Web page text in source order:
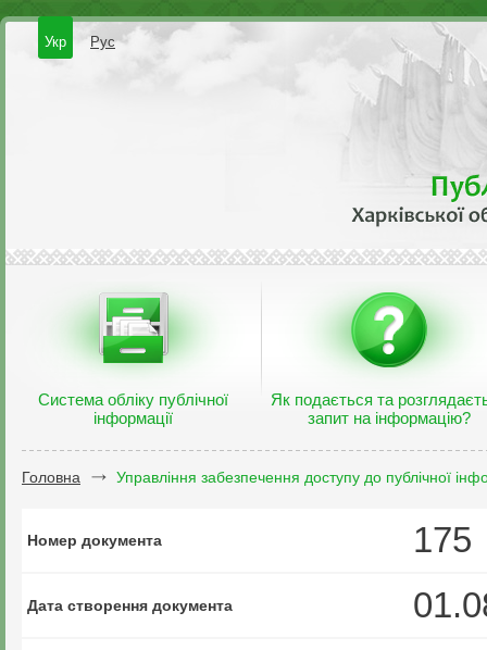
Укр Рус
Система обліку публічної
інформації
Як подається та
запит на інформацію?
Головна Управління забезпечення доступу до публічної
Номер документа 175
Дата створення документа